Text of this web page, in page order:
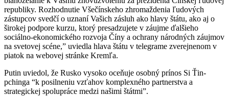
republiky. Rozhodnutie Všečínskeho zhromaždenia ľudových
zástupcov svedčí o uznaní Vašich zásluh ako hlavy štátu, ako aj o
širokej podpore kurzu, ktorý presadzujete v záujme ďalšieho
sociálno-ekonomického rozvoja Číny a ochrany národných záujmov
na svetovej scéne,” uviedla hlava štátu v telegrame zverejnenom v
piatok na webovej stránke Kremľa.
Putin uviedol, že Rusko vysoko oceňuje osobný prínos Si Ťin-
pchinga “k posilneniu vzťahov komplexného partnerstva a
strategickej spolupráce medzi našimi štátmi”.